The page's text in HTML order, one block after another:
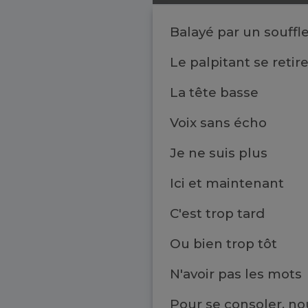
Balayé par un souffle
Le palpitant se retire
La tête basse
Voix sans écho
Je ne suis plus
Ici et maintenant
C'est trop tard
Ou bien trop tôt
N'avoir pas les mots
Pour se consoler,